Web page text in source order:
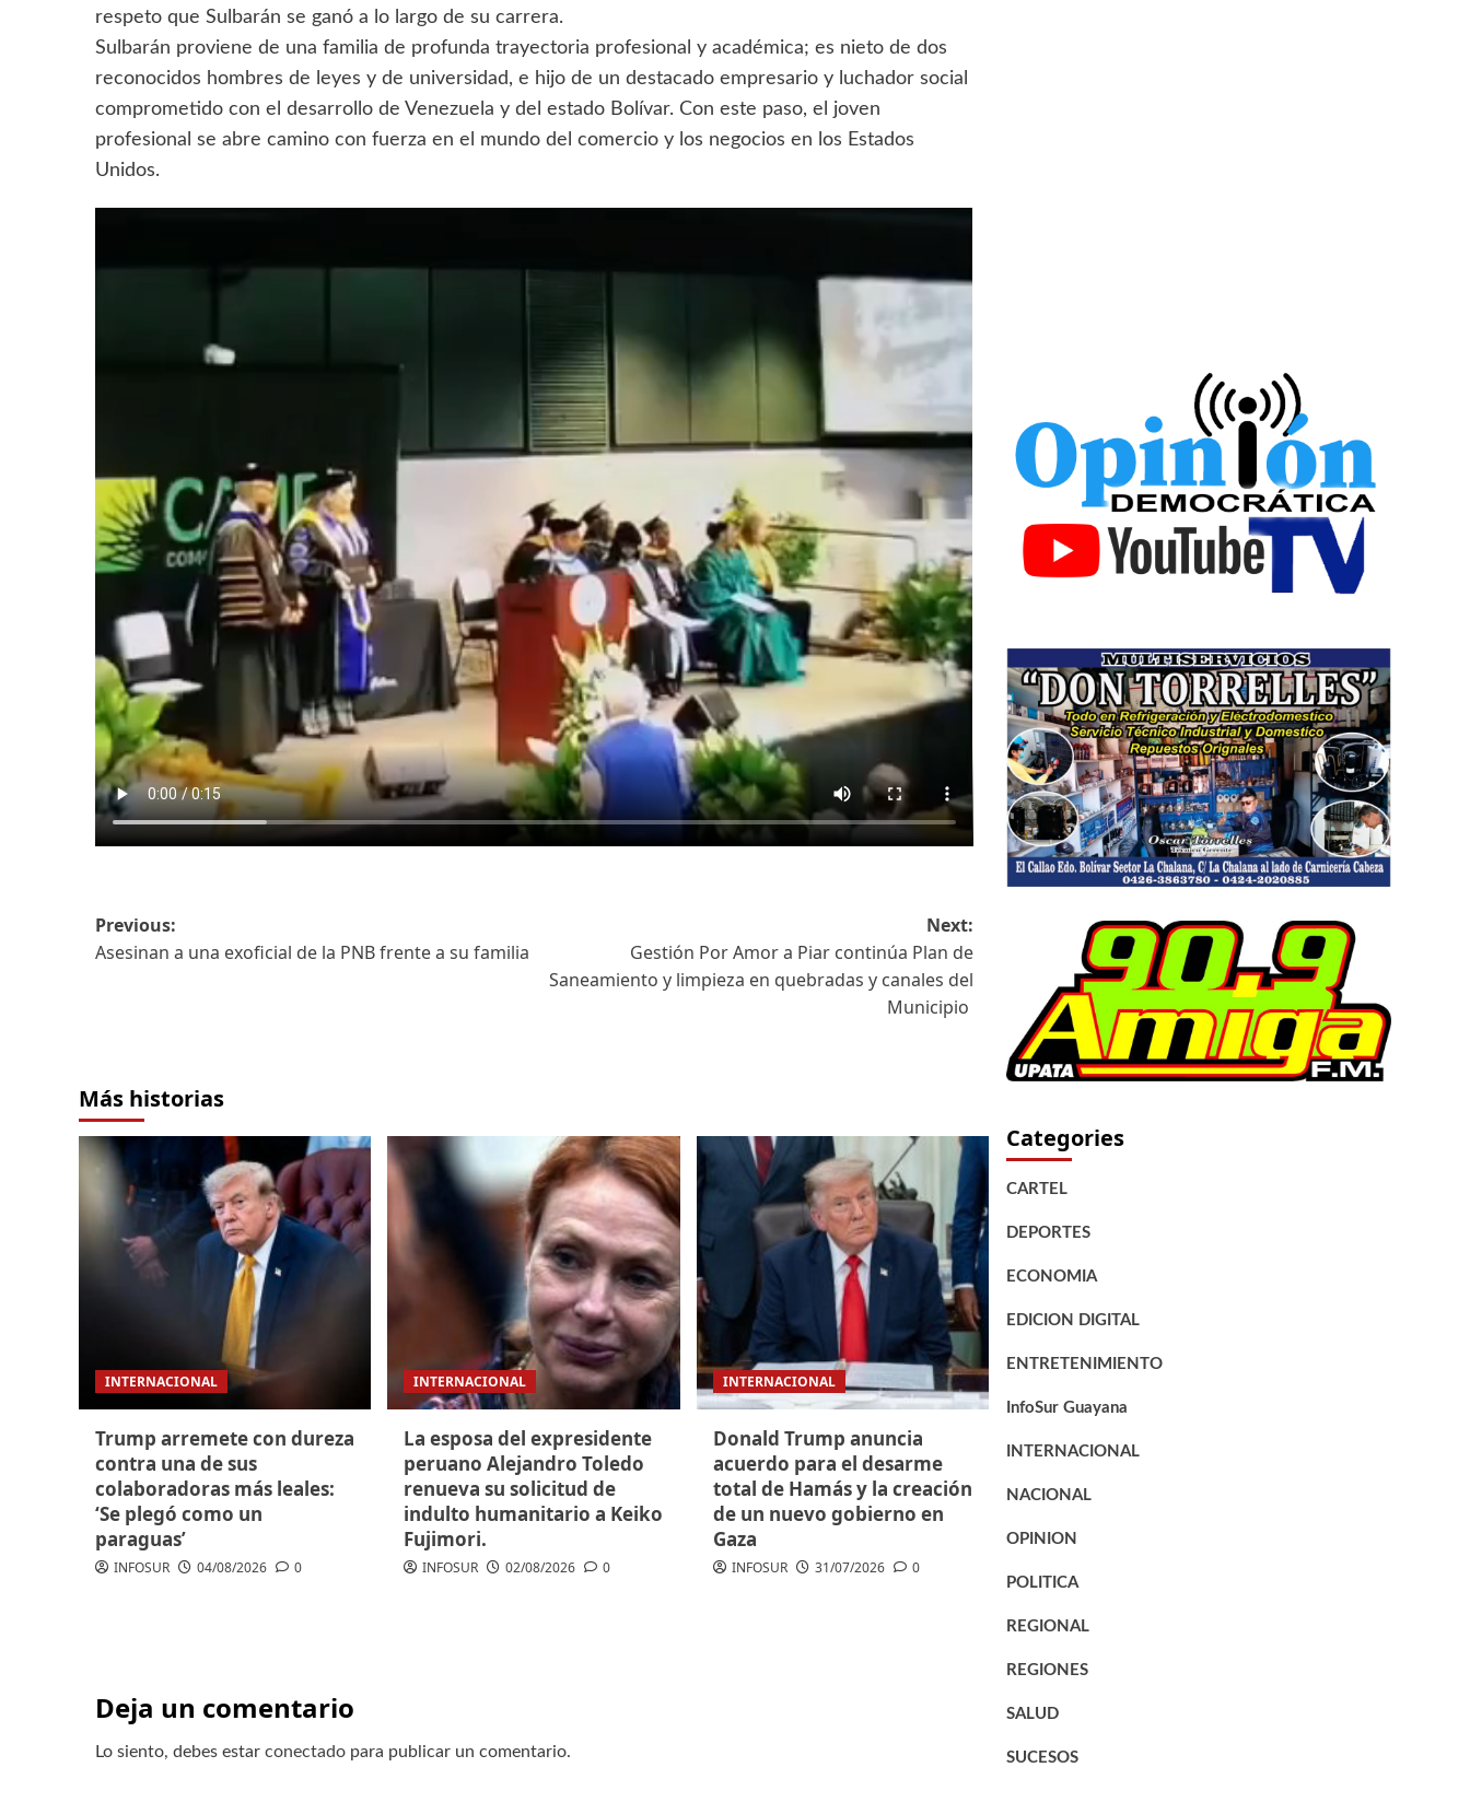
respeto que Sulbarán se ganó a lo largo de su carrera.
​Sulbarán proviene de una familia de profunda trayectoria profesional y académica; es nieto de dos
reconocidos hombres de leyes y de universidad, e hijo de un destacado empresario y luchador social
comprometido con el desarrollo de Venezuela y del estado Bolívar. Con este paso, el joven
profesional se abre camino con fuerza en el mundo del comercio y los negocios en los Estados
Unidos.
Previous:
Asesinan a una exoficial de la PNB frente a su familia
Next:
Gestión Por Amor a Piar continúa Plan de
Saneamiento y limpieza en quebradas y canales del
Municipio
Más historias
INTERNACIONAL
Trump arremete con dureza
contra una de sus
colaboradoras más leales:
‘Se plegó como un
paraguas’
INFOSUR 04/08/2026 0
INTERNACIONAL
La esposa del expresidente
peruano Alejandro Toledo
renueva su solicitud de
indulto humanitario a Keiko
Fujimori.
INFOSUR 02/08/2026 0
INTERNACIONAL
Donald Trump anuncia
acuerdo para el desarme
total de Hamás y la creación
de un nuevo gobierno en
Gaza
INFOSUR 31/07/2026 0
Deja un comentario
Lo siento, debes estar conectado para publicar un comentario.
Categories
CARTEL
DEPORTES
ECONOMIA
EDICION DIGITAL
ENTRETENIMIENTO
InfoSur Guayana
INTERNACIONAL
NACIONAL
OPINION
POLITICA
REGIONAL
REGIONES
SALUD
SUCESOS